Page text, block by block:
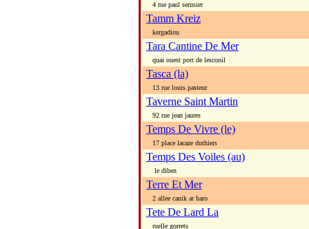
4 rue paul serusier
Tamm Kreiz
kergadiou
Tara Cantine De Mer
quai ouest port de lesconil
Tasca (la)
13 rue louis pasteur
Taverne Saint Martin
92 rue jean jaures
Temps De Vivre (le)
17 place lacaze duthiers
Temps Des Voiles (au)
le diben
Terre Et Mer
2 allee canik ar haro
Tete De Lard La
ruelle gorrets